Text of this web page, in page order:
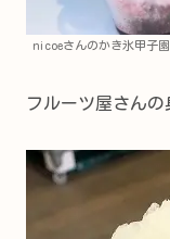
nicoeさんのかき氷甲子
フルーツ屋さん